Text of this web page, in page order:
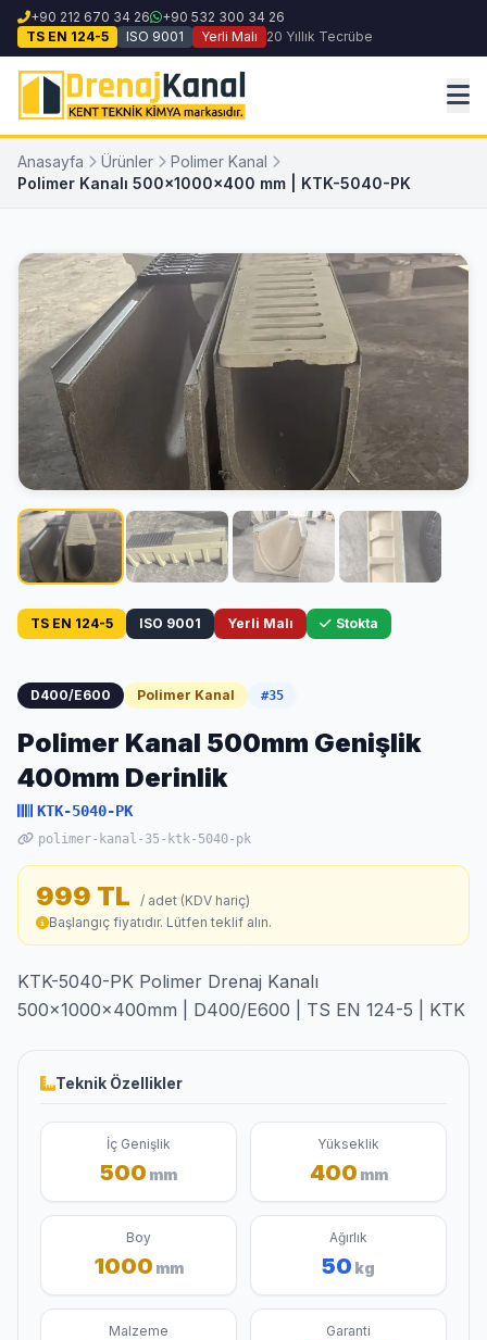
+90 212 670 34 26
+90 532 300 34 26
TS EN 124-5
ISO 9001 Yerli Malı 20 Yıllık Tecrübe
Anasayfa Ürünler
Polimer Kanal
Polimer Kanalı 500x1000x400 mm | KTK-5040-PK
TS EN 124-5 ISO 9001 Yerli Malı Stokta
D400/E600 Polimer Kanal #35
Polimer Kanal 500mm Genişlik
400mm Derinlik
KTK-5040-PK
polimer-kanal-35-ktk-5040-pk
999 TL
/ adet (KDV hariç)
Başlangıç fiyatıdır. Lütfen teklif alın.
KTK-5040-PK Polimer Drenaj Kanalı
500x1000x400mm | D400/E600 | TS EN 124-5 | KTK
Teknik Özellikler
İç Genişlik
500 mm
Yükseklik
400 mm
Boy
1000 mm
Ağırlık
50 kg
Malzeme Garanti